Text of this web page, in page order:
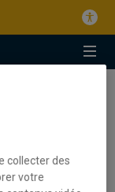
norme
de
collecter des
votre